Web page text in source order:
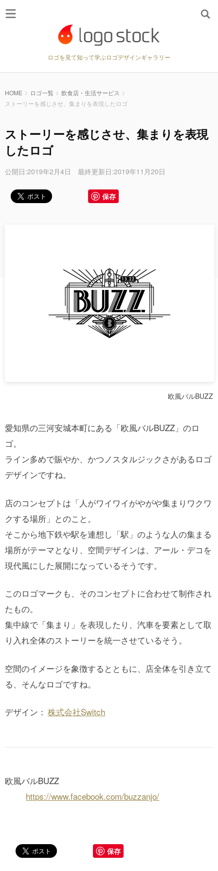
ロゴを見て知って学ぶロゴデザインギャラリー
HOME ロゴ一覧
飲食店・生活サービス
ストーリーを感じさせ、集まりを表現したロゴ
ストーリーを感じさせ、集まりを表現
したロゴ
公開日:2019年2月4日 最終更新日:2019年11月20日
保存
欧風バルBUZZ
愛知県の三河安城本町にある「欧風バルBUZZ」のロ
ゴ。
ライン多めで賑やか、かつノスタルジックさがあるロゴ
デザインですね。
店のコンセプトは「人がワイワイがやがや集まりワクワ
クする場所」とのこと。
そこから地下鉄や駅を連想し「駅」のような人の集まる
場所がテーマとなり、空間デザインは、アール・デコを
現代風にした展開になっているそうです。
このロゴマークも、そのコンセプトに合わせて制作され
たもの。
集中線で「集まり」を表現したり、汽車を要素として取
り入れ全体のストーリーを統一させているそう。
空間のイメージを象徴するとともに、店全体を引き立て
る、そんなロゴですね。
デザイン： 株式会社Switch
欧風バルBUZZ
https://www.facebook.com/buzzanjo/
保存